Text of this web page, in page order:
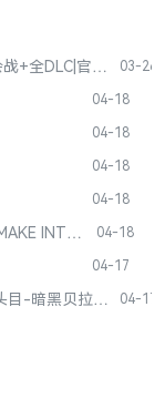
方中文|解压可玩 03-26
04-18
04-18
04-18
04-18
04-18
04-17
典+修改器|解压即撸| 04-17